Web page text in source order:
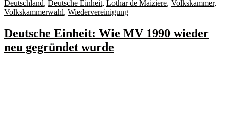
Deutschland, Deutsche Einheit, Lothar de Maiziere, Volkskammer,
Volkskammerwahl, Wiedervereinigung
Deutsche Einheit: Wie MV 1990 wieder
neu gegründet wurde